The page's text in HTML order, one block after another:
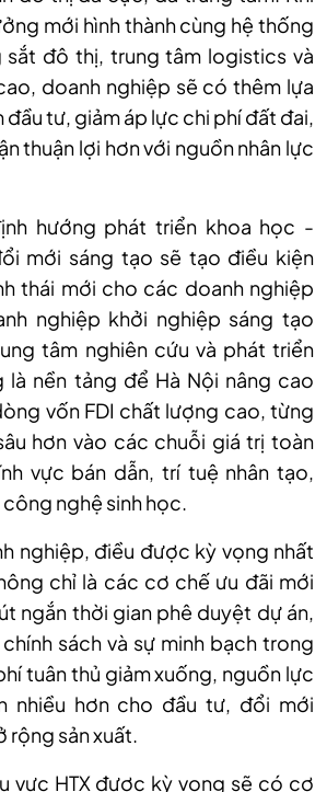
mới hình thành cùng hệ thống
sắt đô thị, trung tâm logistics và
doanh nghiệp sẽ có thêm lựa
tư, giảm áp lực chi phí đất đai,
thuận lợi hơn với nguồn nhân lực
hướng phát triển khoa học -
mới sáng tạo sẽ tạo điều kiện
thái mới cho các doanh nghiệp
nghiệp khởi nghiệp sáng tạo
tâm nghiên cứu và phát triển
là nền tảng để Hà Nội nâng cao
vốn FDI chất lượng cao, từng
hơn vào các chuỗi giá trị toàn
vực bán dẫn, trí tuệ nhân tạo,
nghệ sinh học.
nghiệp, điều được kỳ vọng nhất
chỉ là các cơ chế ưu đãi mới
ngắn thời gian phê duyệt dự án,
sách và sự minh bạch trong
tuân thủ giảm xuống, nguồn lực
nhiều hơn cho đầu tư, đổi mới
rộng sản xuất.
vực HTX được kỳ vọng sẽ có cơ